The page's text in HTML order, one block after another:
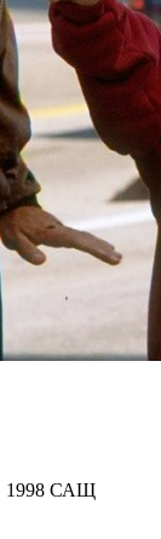
1998 САЩ